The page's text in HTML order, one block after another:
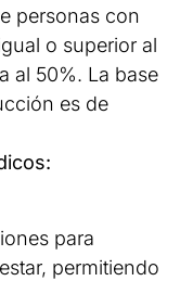
personas con
o superior al
al 50%. La base
es de
para
permitiendo